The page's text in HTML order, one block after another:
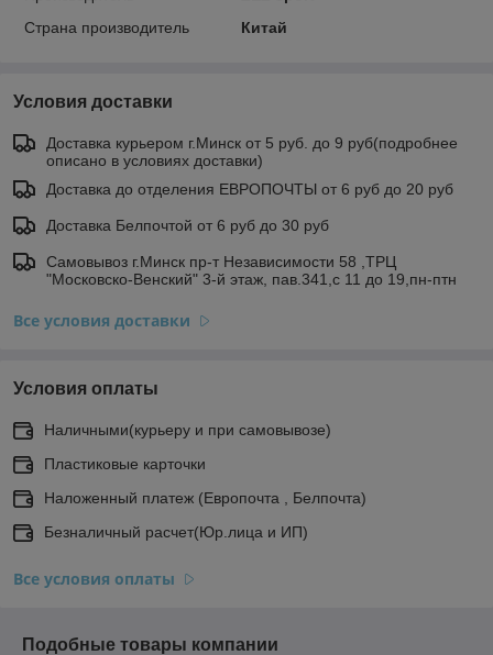
Страна производитель
Китай
Условия доставки
Доставка курьером г.Минск от 5 руб. до 9 руб(подробнее
описано в условиях доставки)
Доставка до отделения ЕВРОПОЧТЫ от 6 руб до 20 руб
Доставка Белпочтой от 6 руб до 30 руб
Самовывоз г.Минск пр-т Независимости 58 ,ТРЦ
"Московско-Венский" 3-й этаж, пав.341,с 11 до 19,пн-птн
Все условия доставки
Условия оплаты
Наличными(курьеру и при самовывозе)
Пластиковые карточки
Наложенный платеж (Европочта , Белпочта)
Безналичный расчет(Юр.лица и ИП)
Все условия оплаты
Подобные товары компании